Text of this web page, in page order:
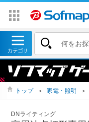
トップ ＞ 家電・照明 ＞
DNライティング